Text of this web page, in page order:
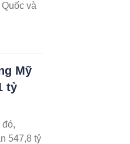
và
Mỹ
tỷ
547,8 tỷ